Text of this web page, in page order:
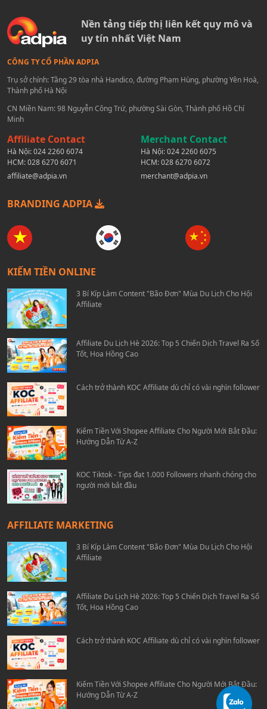
Nền tảng tiếp thị liên kết quy mô và
uy tín nhất Việt Nam
CÔNG TY CỔ PHẦN ADPIA
Trụ sở chính: Tầng 29 tòa nhà Handico, đường Phạm Hùng, phường Yên Hoà,
Thành phố Hà Nội
CN Miền Nam: 98 Nguyễn Công Trứ, phường Sài Gòn, Thành phố Hồ Chí
Minh
Affiliate Contact
Hà Nội:024 2260 6074
HCM:028 6270 6071
affiliate@adpia.vn
Merchant Contact
Hà Nội:024 2260 6075
HCM:028 6270 6072
merchant@adpia.vn
BRANDING ADPIA
KIẾM TIỀN ONLINE
3 Bí Kíp Làm Content "Bão Đơn" Mùa Du Lịch Cho Hội
Affiliate
Affiliate Du Lịch Hè 2026: Top 5 Chiến Dịch Travel Ra Số
Tốt, Hoa Hồng Cao
Cách trở thành KOC Affiliate dù chỉ có vài nghìn follower
Kiếm Tiền Với Shopee Affiliate Cho Người Mới Bắt Đầu:
Hướng Dẫn Từ A-Z
KOC Tiktok - Tips đạt 1.000 Followers nhanh chóng cho
người mới bắt đầu
AFFILIATE MARKETING
3 Bí Kíp Làm Content "Bão Đơn" Mùa Du Lịch Cho Hội
Affiliate
Affiliate Du Lịch Hè 2026: Top 5 Chiến Dịch Travel Ra Số
Tốt, Hoa Hồng Cao
Cách trở thành KOC Affiliate dù chỉ có vài nghìn follower
Kiếm Tiền Với Shopee Affiliate Cho Người Mới Bắt Đầu:
Hướng Dẫn Từ A-Z